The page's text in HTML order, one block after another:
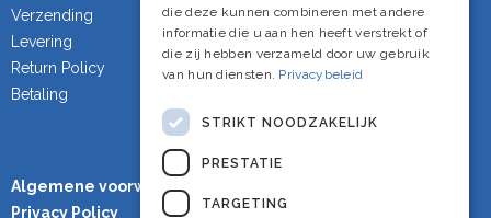
Verzending
Levering
Return Policy
Betaling
Algemene voorwaarden
Privacy Policy
die deze kunnen combineren met andere
informatie die u aan hen heeft verstrekt of
die zij hebben verzameld door uw gebruik
van hun diensten. Privacybeleid
STRIKT NOODZAKELIJK
PRESTATIE
TARGETING